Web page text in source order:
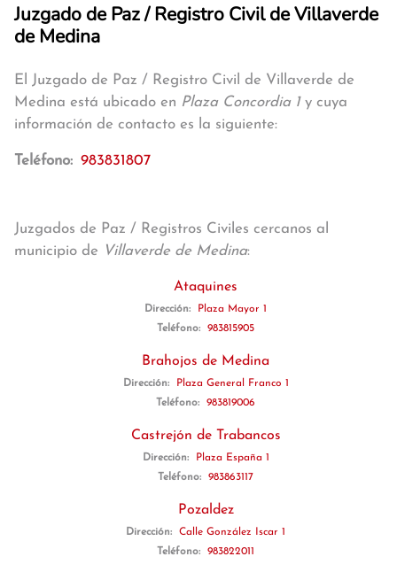
Juzgado de Paz / Registro Civil de Villaverde
de Medina
El Juzgado de Paz / Registro Civil de Villaverde de
Medina está ubicado en Plaza Concordia 1y cuya
información de contacto es la siguiente:
Teléfono: 983831807
Juzgados de Paz / Registros Civiles cercanos al
municipio de Villaverde de Medina:
Ataquines
Dirección:
Plaza Mayor 1
Teléfono:
983815905
Brahojos de Medina
Dirección:
Plaza General Franco 1
Teléfono:
983819006
Castrejón de Trabancos
Dirección:
Plaza España 1
Teléfono:
983863117
Pozaldez
Dirección:
Calle González Iscar 1
Teléfono:
983822011